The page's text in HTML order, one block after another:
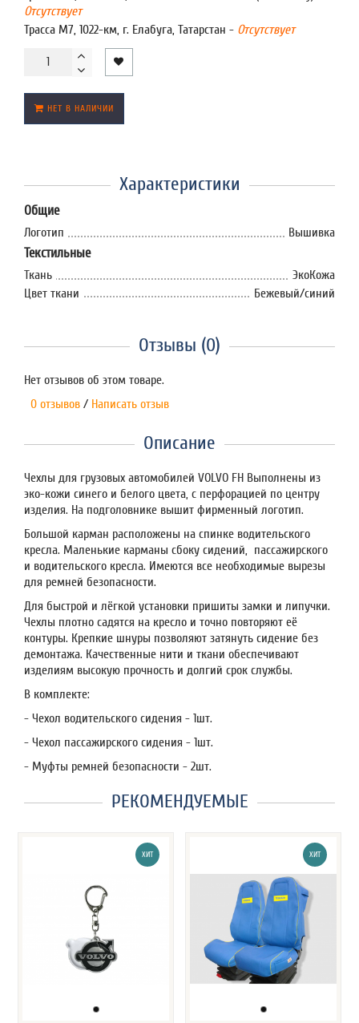
Отсутствует
Трасса М7, 1022-км, г. Елабуга, Татарстан - Отсутствует
НЕТ В НАЛИЧИИ
Характеристики
Общие
Логотип Вышивка
Текстильные
Ткань
ЭкоКожа
Цвет ткани
Бежевый/синий
Отзывы (0)
Нет отзывов об этом товаре.
0 отзывов / Написать отзыв
Описание
Чехлы для грузовых автомобилей VOLVO FH Выполнены из
эко-кожи синего и белого цвета, с перфорацией по центру
изделия. На подголовнике вышит фирменный логотип.
Большой карман расположены на спинке водительского
кресла. Маленькие карманы сбоку сидений, пассажирского
и водительского кресла. Имеются все необходимые вырезы
для ремней безопасности.
Для быстрой и лёгкой установки пришиты замки и липучки.
Чехлы плотно садятся на кресло и точно повторяют её
контуры. Крепкие шнуры позволяют затянуть сидение без
демонтажа. Качественные нити и ткани обеспечивают
изделиям высокую прочность и долгий срок службы.
В комплекте:
- Чехол водительского сидения - 1шт.
- Чехол пассажирского сидения - 1шт.
- Муфты ремней безопасности - 2шт.
РЕКОМЕНДУЕМЫЕ
ХИТ ХИТ